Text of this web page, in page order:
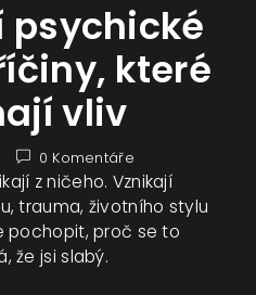
psychické
které
vliv
0 Komentáře
z ničeho. Vznikají
trauma, životního stylu
pochopit, proč se to
že jsi slabý.